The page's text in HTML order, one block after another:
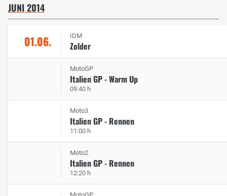
JUNI 2014
01.06. IDM
Zolder
MotoGP
Italien GP - Warm Up
09:40 h
Moto3
Italien GP - Rennen
11:00 h
Moto2
Italien GP - Rennen
12:20 h